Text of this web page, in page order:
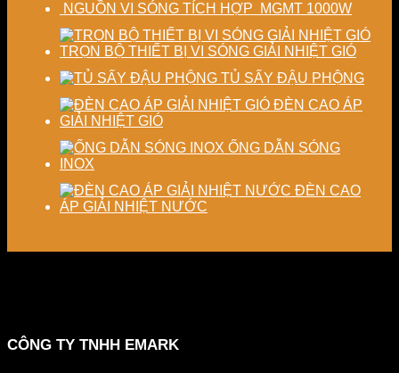
NGUỒN VI SÓNG TÍCH HỢP MGMT 1000W
TRỌN BỘ THIẾT BỊ VI SÓNG GIẢI NHIỆT GIÓ
TỦ SẤY ĐẬU PHỘNG
ĐÈN CAO ÁP
GIẢI NHIỆT GIÓ
ỐNG DẪN SÓNG
INOX
ĐÈN CAO
ÁP GIẢI NHIỆT NƯỚC
CÔNG TY TNHH EMARK